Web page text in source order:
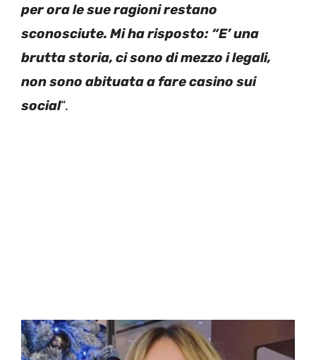
per ora le sue ragioni restano
sconosciute. Mi ha risposto: “E’ una
brutta storia, ci sono di mezzo i legali,
non sono abituata a fare casino sui
social“.